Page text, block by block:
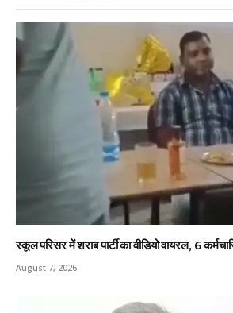
स्कूल परिसर में शराब पार्टी का वीडियो वायरल, 6
August 7, 2026